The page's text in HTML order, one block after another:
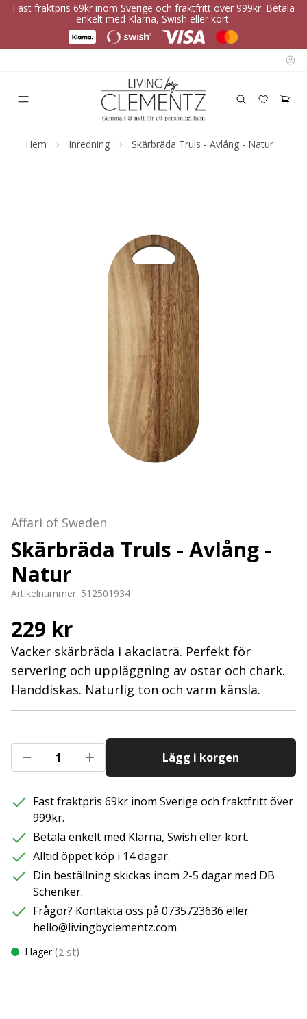
Fast fraktpris 69kr inom Sverige och fraktfritt över 999kr. Betala
enkelt med Klarna, Swish eller kort.
Hem Inredning Skärbräda Truls - Avlång - Natur
Affari of Sweden
Skärbräda Truls - Avlång -
Natur
Artikelnummer: 512501934
229 kr
Vacker skärbräda i akaciaträ. Perfekt för
servering och uppläggning av ostar och chark.
Handdiskas. Naturlig ton och varm känsla.
Lägg i korgen
Fast fraktpris 69kr inom Sverige och fraktfritt över
999kr.
Betala enkelt med Klarna, Swish eller kort.
Alltid öppet köp i 14 dagar.
Din beställning skickas inom 2-5 dagar med DB
Schenker.
Frågor? Kontakta oss på 0735723636 eller
hello@livingbyclementz.com
I lager (2 st)